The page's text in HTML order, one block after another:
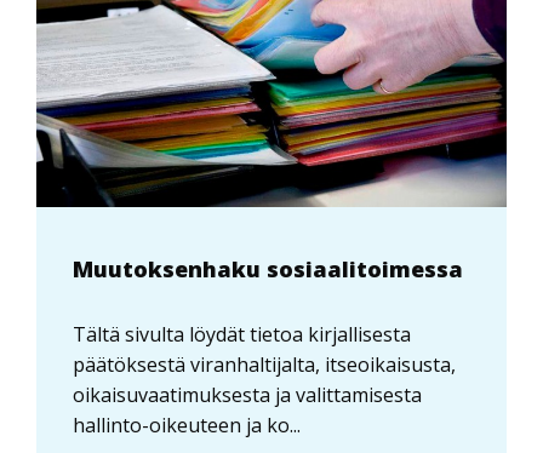
Muutoksenhaku sosiaalitoimessa
Tältä sivulta löydät tietoa kirjallisesta
päätöksestä viranhaltijalta, itseoikaisusta,
oikaisuvaatimuksesta ja valittamisesta
hallinto-oikeuteen ja ko...